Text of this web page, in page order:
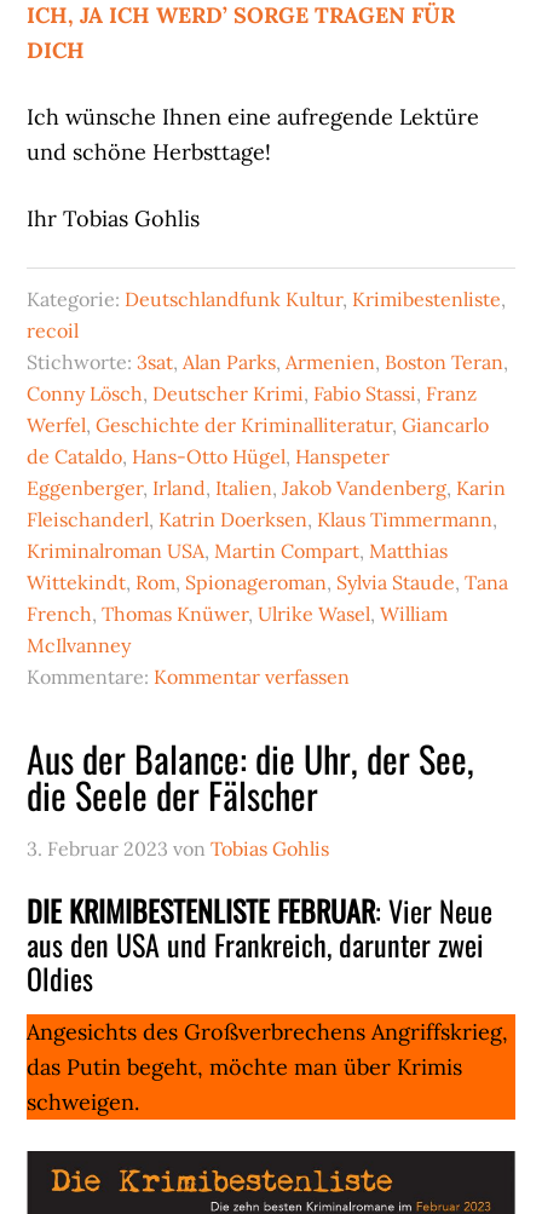
ICH, JA ICH WERD’ SORGE TRAGEN FÜR
DICH
Ich wünsche Ihnen eine aufregende Lektüre
und schöne Herbsttage!
Ihr Tobias Gohlis
Kategorie: Deutschlandfunk Kultur, Krimibestenliste,
recoil
Stichworte:3sat,Alan Parks,Armenien, Boston Teran,
Conny Lösch, Deutscher Krimi, Fabio Stassi, Franz
Werfel,Geschichte der Kriminalliteratur,Giancarlo
de Cataldo, Hans-Otto Hügel, Hanspeter
Eggenberger, Irland, Italien,Jakob Vandenberg, Karin
Fleischanderl, Katrin Doerksen, Klaus Timmermann,
Kriminalroman USA,Martin Compart,Matthias
Wittekindt, Rom, Spionageroman, Sylvia Staude,Tana
French,Thomas Knüwer,Ulrike Wasel,William
McIlvanney
Kommentare: Kommentar verfassen
Aus der Balance: die Uhr, der See,
die Seele der Fälscher
3. Februar 2023 vonTobias Gohlis
DIE KRIMIBESTENLISTE FEBRUAR: Vier Neue
aus den USA und Frankreich, darunter zwei
Oldies
Angesichts des Großverbrechens Angriffskrieg,
das Putin begeht, möchte man über Krimis
schweigen.